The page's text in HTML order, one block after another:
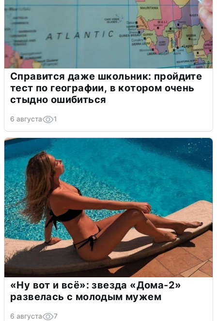
Справится даже школьник: пройдите
тест по географии, в котором очень
стыдно ошибиться
6 августа 1
«Ну вот и всё»: звезда «Дома-2»
развелась с молодым мужем
6 августа 7